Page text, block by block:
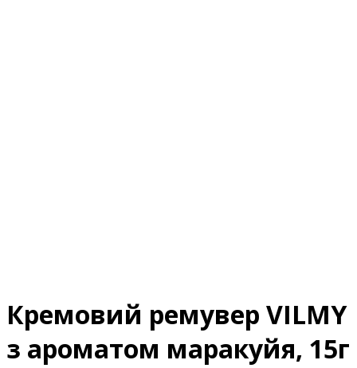
Кремовий ремувер VILMY
з ароматом маракуйя, 15г